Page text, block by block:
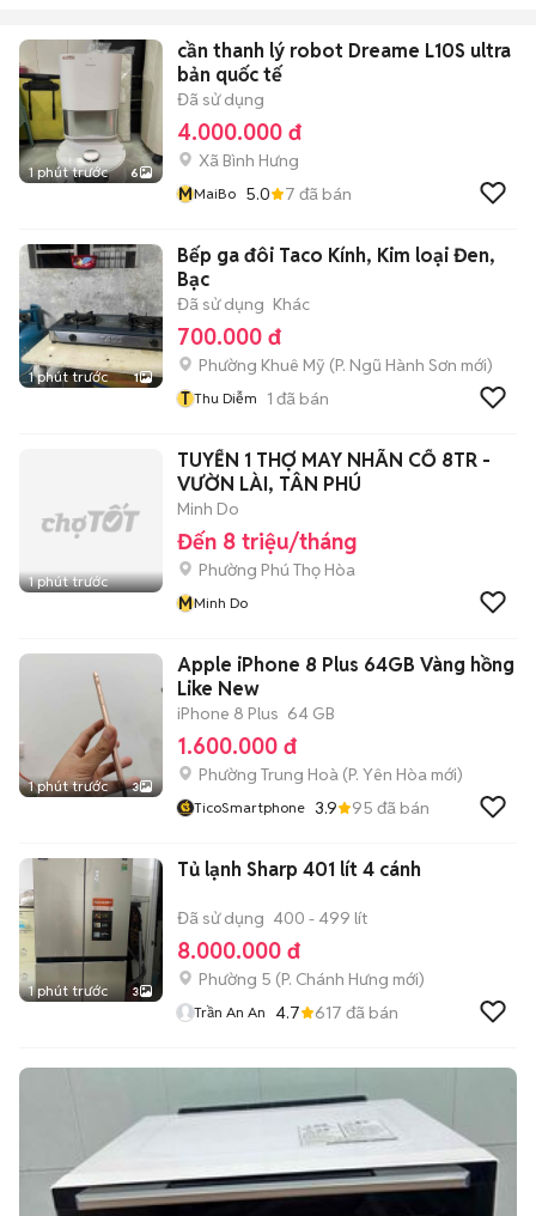
1 phút trước 6
cần thanh lý robot Dreame L10S ultra
bản quốc tế
Đã sử dụng
4.000.000 đ
Xã Bình Hưng
MMaiBo 5.0 7 đã bán
1 phút trước 1
Bếp ga đôi Taco Kính, Kim loại Đen,
Bạc
Đã sử dụng Khác
700.000 đ
Phường Khuê Mỹ (P. Ngũ Hành Sơn mới)
T Thu Diễm 1 đã bán
1 phút trước
TUYỂN 1 THỢ MAY NHÃN CỔ 8TR -
VƯỜN LÀI, TÂN PHÚ
Minh Do
Đến 8 triệu/tháng
Phường Phú Thọ Hòa
MMinh Do
1 phút trước 3
Apple iPhone 8 Plus 64GB Vàng hồng
Like New
iPhone 8 Plus 64 GB
1.600.000 đ
Phường Trung Hoà (P. Yên Hòa mới)
TicoSmartphone 3.9 95 đã bán
1 phút trước 3
Tủ lạnh Sharp 401 lít 4 cánh
Đã sử dụng 400 - 499 lít
8.000.000 đ
Phường 5 (P. Chánh Hưng mới)
Trần An An 4.7 617 đã bán